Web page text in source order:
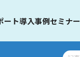
ート導入事例セミナー